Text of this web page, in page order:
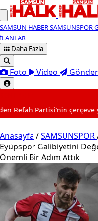
SAMSUN HABERSAMSUNSPOR
İLANLAR
Daha Fazla
Foto Video Gönder
yasa kararı belli oldu
Anasayfa /SAMSUNSPOR
Eyüpspor Galibiyetini
Önemli Bir Adım Attık